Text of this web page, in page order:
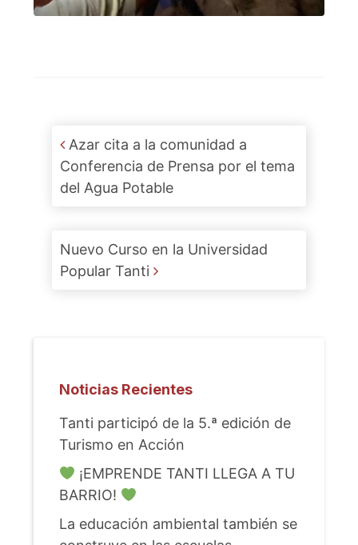
Post navigation
Azar cita a la comunidad a
Conferencia de Prensa por el tema
del Agua Potable
Nuevo Curso en la Universidad
Popular Tanti
Noticias Recientes
Tanti participó de la 5.ª edición de
Turismo en Acción
¡EMPRENDE TANTI LLEGA A TU
BARRIO!
La educación ambiental también se